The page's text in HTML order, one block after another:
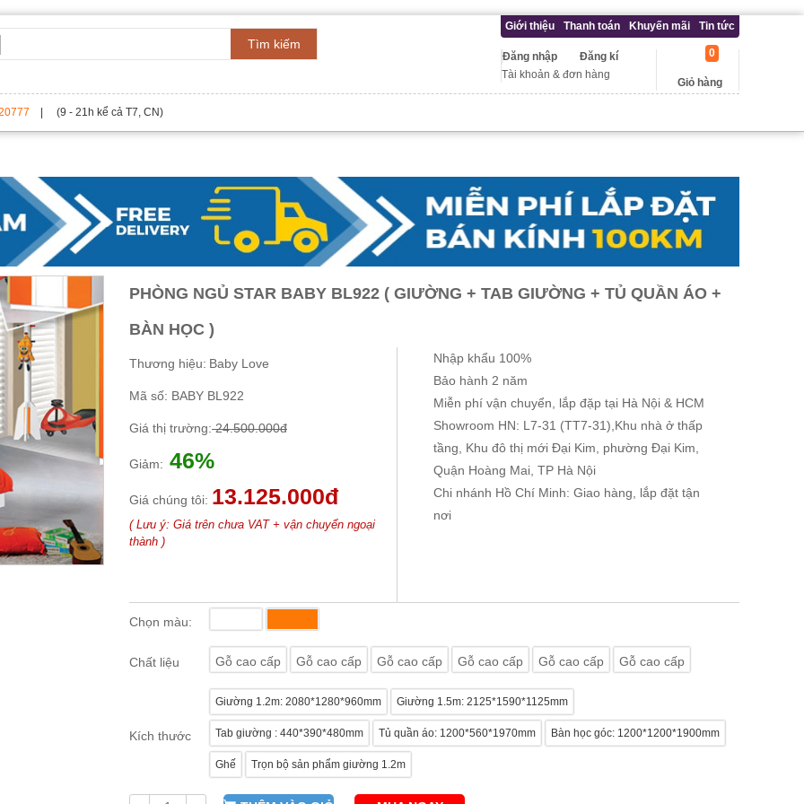
Tìm kiếm
Giới thiệu Thanh toán Khuyến mãi Tin tức
Đăng kí
Đăng nhập
Tài khoản & đơn hàng
Giỏ hàng
0
| (9 - 21h kể cả T7, CN)
PHÒNG NGỦ STAR BABY BL922 ( GIƯỜNG + TAB GIƯỜNG + TỦ QUẦN ÁO +
BÀN HỌC )
Thương hiệu: Baby Love
Mã số: BABY BL922
Giá thị trường:24.500.000đ
Giảm: 46%
Giá chúng tôi: 13.125.000đ
( Lưu ý: Giá trên chưa VAT + vận chuyển ngoại
thành )
Nhập khẩu 100%
Bảo hành 2 năm
Miễn phí vận chuyển, lắp đặp tại Hà Nội & HCM
Showroom HN: L7-31 (TT7-31),Khu nhà ở thấp
tầng, Khu đô thị mới Đại Kim, phường Đại Kim,
Quận Hoàng Mai, TP Hà Nội
Chi nhánh Hồ Chí Minh: Giao hàng, lắp đặt tận
nơi
Chọn màu:
Chất liệu Gỗ cao cấp Gỗ cao cấp Gỗ cao cấp Gỗ cao cấp Gỗ cao cấp Gỗ cao cấp
Kích thước
Giường 1.2m: 2080*1280*960mm Giường 1.5m: 2125*1590*1125mm
Tab giường : 440*390*480mm Tủ quần áo: 1200*560*1970mm Bàn học góc: 1200*1200*1900mm
Ghế Trọn bộ sản phẩm giường 1.2m